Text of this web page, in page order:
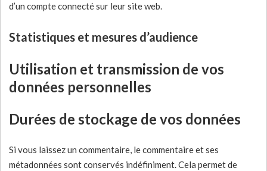
d’un compte connecté sur leur site web.
Statistiques et mesures d’audience
Utilisation et transmission de vos
données personnelles
Durées de stockage de vos données
Si vous laissez un commentaire, le commentaire et ses
métadonnées sont conservés indéfiniment. Cela permet de